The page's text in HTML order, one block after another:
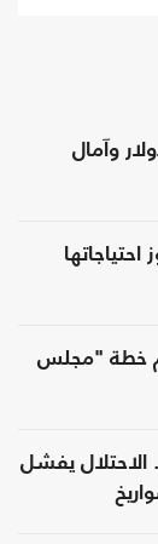
وآمال
خطة "مجلس
وقوع خسائر باهظة منذ 2023.. الاحتلال يفشل